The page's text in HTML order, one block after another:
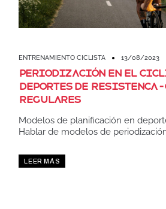
ENTRENAMIENTO CICLISTA 13/08/2023
Periodización en el
deportes de resistenca –
regulares
Modelos de planificación en
Hablar de modelos de
LEER MÁS